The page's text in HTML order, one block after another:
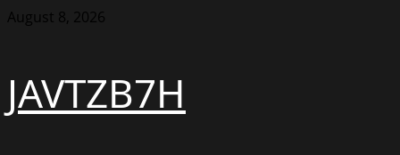
Skip
August 8, 2026
JAVTZB7H